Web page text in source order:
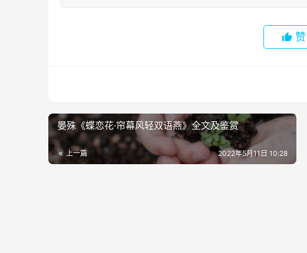
赞
晏殊《蝶恋花·帘幕风轻双语燕》全文及鉴赏
上一篇 2022年5月11日 10:28